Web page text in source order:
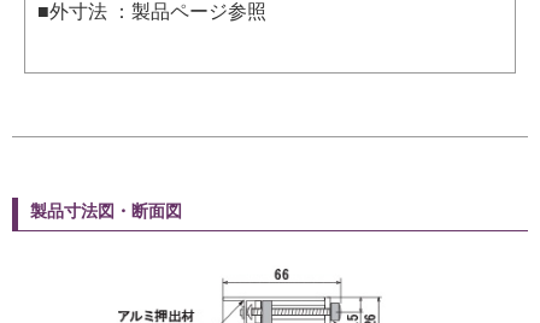
■外寸法 ：製品ページ参照
製品寸法図・断面図